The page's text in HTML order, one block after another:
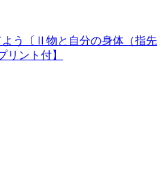
よう〔Ⅱ物と自分の身体（指先
リント付】